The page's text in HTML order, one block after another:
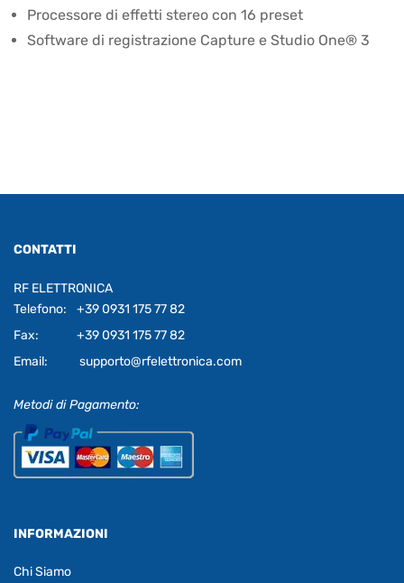
Processore di effetti stereo con 16 preset
Software di registrazione Capture e Studio One® 3
CONTATTI
RF ELETTRONICA
Telefono:
+39 0931 175 77 82
Fax:
+39 0931 175 77 82
Email:
supporto@rfelettronica.com
Metodi di Pagamento:
INFORMAZIONI
Chi Siamo